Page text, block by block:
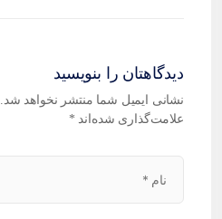
دیدگاهتان را بنویسید
نشانی ایمیل شما منتشر نخواهد شد.
علامت‌گذاری شده‌اند *